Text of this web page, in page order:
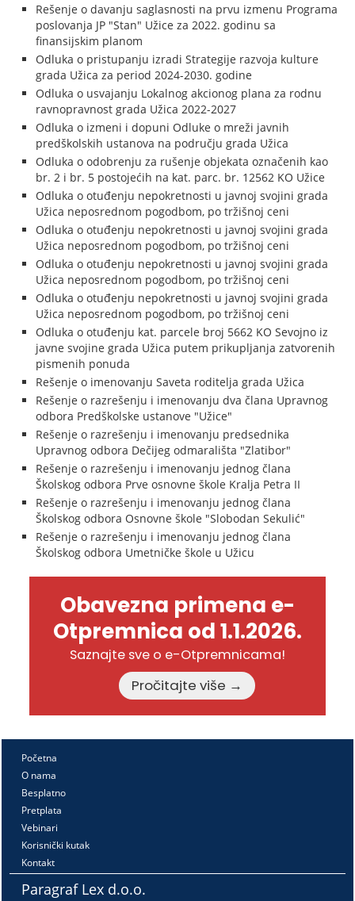
Rešenje o davanju saglasnosti na prvu izmenu Programa
poslovanja JP "Stan" Užice za 2022. godinu sa
finansijskim planom
Odluka o pristupanju izradi Strategije razvoja kulture
grada Užica za period 2024-2030. godine
Odluka o usvajanju Lokalnog akcionog plana za rodnu
ravnopravnost grada Užica 2022-2027
Odluka o izmeni i dopuni Odluke o mreži javnih
predškolskih ustanova na području grada Užica
Odluka o odobrenju za rušenje objekata označenih kao
br. 2 i br. 5 postojećih na kat. parc. br. 12562 KO Užice
Odluka o otuđenju nepokretnosti u javnoj svojini grada
Užica neposrednom pogodbom, po tržišnoj ceni
Odluka o otuđenju nepokretnosti u javnoj svojini grada
Užica neposrednom pogodbom, po tržišnoj ceni
Odluka o otuđenju nepokretnosti u javnoj svojini grada
Užica neposrednom pogodbom, po tržišnoj ceni
Odluka o otuđenju nepokretnosti u javnoj svojini grada
Užica neposrednom pogodbom, po tržišnoj ceni
Odluka o otuđenju kat. parcele broj 5662 KO Sevojno iz
javne svojine grada Užica putem prikupljanja zatvorenih
pismenih ponuda
Rešenje o imenovanju Saveta roditelja grada Užica
Rešenje o razrešenju i imenovanju dva člana Upravnog
odbora Predškolske ustanove "Užice"
Rešenje o razrešenju i imenovanju predsednika
Upravnog odbora Dečijeg odmarališta "Zlatibor"
Rešenje o razrešenju i imenovanju jednog člana
Školskog odbora Prve osnovne škole Kralja Petra II
Rešenje o razrešenju i imenovanju jednog člana
Školskog odbora Osnovne škole "Slobodan Sekulić"
Rešenje o razrešenju i imenovanju jednog člana
Školskog odbora Umetničke škole u Užicu
Obavezna primena e-
Otpremnica od 1.1.2026.
Saznajte sve o e-Otpremnicama!
Pročitajte više →
Početna
O nama
Besplatno
Pretplata
Vebinari
Korisnički kutak
Kontakt
Paragraf Lex d.o.o.